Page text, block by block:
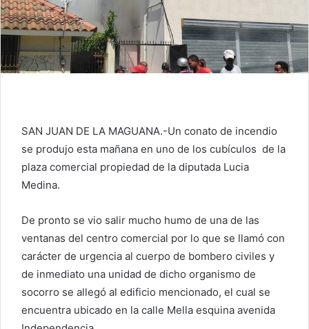
SAN JUAN DE LA MAGUANA.-Un conato de incendio
se produjo esta mañana en uno de los cubículos de la
plaza comercial propiedad de la diputada Lucia
Medina.
De pronto se vio salir mucho humo de una de las
ventanas del centro comercial por lo que se llamó con
carácter de urgencia al cuerpo de bombero civiles y
de inmediato una unidad de dicho organismo de
socorro se allegó al edificio mencionado, el cual se
encuentra ubicado en la calle Mella esquina avenida